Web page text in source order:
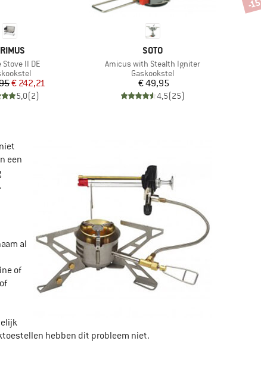
Stove II DE
Prijs
Verlaagde prijs
€ 242,21
5,0(2)
MERK
SOTO
Artikel
Amicus with Stealth Igniter
Productgroep
Gaskookstel
Prijs
€ 49,95
4,5(25)
een
al
of
hebben dit probleem niet.